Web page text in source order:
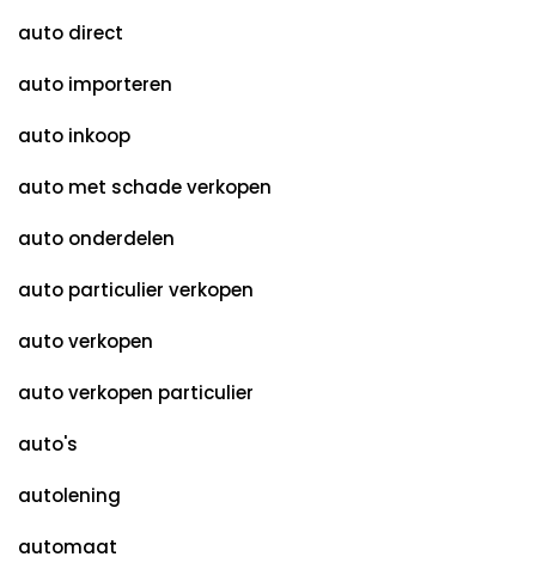
auto direct
auto importeren
auto inkoop
auto met schade verkopen
auto onderdelen
auto particulier verkopen
auto verkopen
auto verkopen particulier
auto's
autolening
automaat